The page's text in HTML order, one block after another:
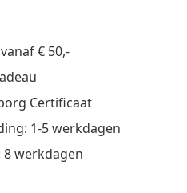
€ 50,-
Certificaat
1-5 werkdagen
8 werkdagen